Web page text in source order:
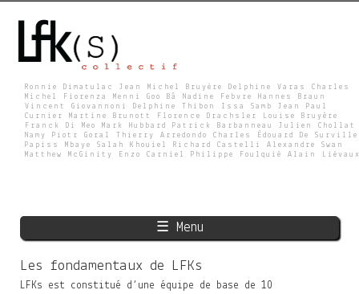
main
L
K
S
Ronnie Dimatulac Jean Michel Bruyère Delphine Varas Charles
Michel Fiorenza Menni Goo Bâ Nadine Febvre Hannes Braun
Vincent Giovannoni Delphine Thibon Issa Samb Jean Paul
Curnier Martine Brunott Florence Drachsler Louise Bruyère
Franck Di Meo Mark Hubbard Patrick Barbanneau Julien Chollat
Namy Piotr Goral Thierry Arredondo Charles Édouard De Surville
Papiss Mbaye Salah Khouiel Richard Castelli Alexandre Swan
Matthew McGinity Enzo Carniel Philippe Foulquié Alain
☰ Menu
Les fondamentaux de LFKs
LFKs est constitué d’une équipe de base de 10